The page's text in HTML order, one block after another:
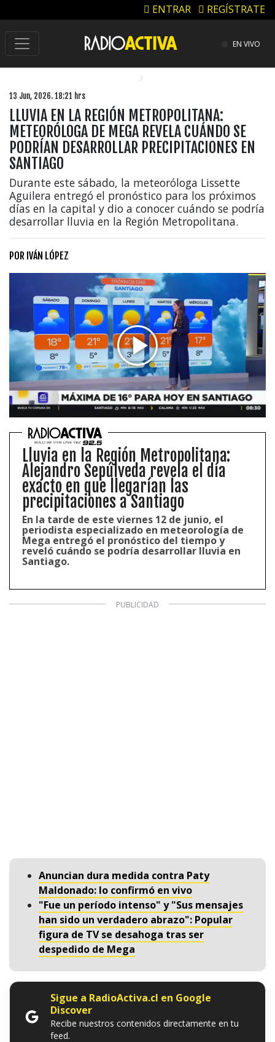
ENTRAR REGÍSTRATE
EN VIVO
13 Jun, 2026. 18:21 hrs
LLUVIA EN LA REGIÓN METROPOLITANA:
METEORÓLOGA DE MEGA REVELA CUÁNDO SE
PODRÍAN DESARROLLAR PRECIPITACIONES EN
SANTIAGO
Durante este sábado, la meteoróloga Lissette
Aguilera entregó el pronóstico para los próximos
días en la capital y dio a conocer cuándo se podría
desarrollar lluvia en la Región Metropolitana.
POR IVÁN LÓPEZ
Lluvia en la Región Metropolitana:
Alejandro Sepúlveda revela el día
exacto en que llegarían las
precipitaciones a Santiago
En la tarde de este viernes 12 de junio, el
periodista especializado en meteorología de
Mega entregó el pronóstico del tiempo y
reveló cuándo se podría desarrollar lluvia en
Santiago.
Anuncian dura medida contra Paty
Maldonado: lo confirmó en vivo
"Fue un período intenso" y "Sus mensajes
han sido un verdadero abrazo": Popular
figura de TV se desahoga tras ser
despedido de Mega
Sigue a RadioActiva.cl en Google
Discover
Recibe nuestros contenidos directamente en tu
feed.